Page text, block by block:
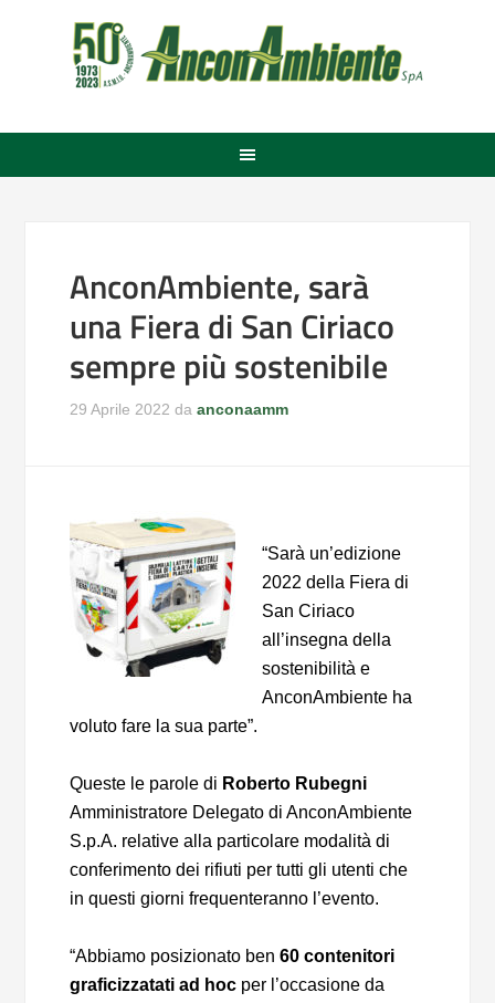
AnconAmbiente, sarà
una Fiera di San Ciriaco
sempre più sostenibile
29 Aprile 2022 daanconaamm
“Sarà un’edizione
2022 della Fiera di
San Ciriaco
all’insegna della
sostenibilità e
AnconAmbiente ha
voluto fare la sua parte”.
Queste le parole di Roberto Rubegni
Amministratore Delegato di AnconAmbiente
S.p.A. relative alla particolare modalità di
conferimento dei rifiuti per tutti gli utenti che
in questi giorni frequenteranno l’evento.
“Abbiamo posizionato ben60 contenitori
graficizzatati ad hoc per l’occasione da